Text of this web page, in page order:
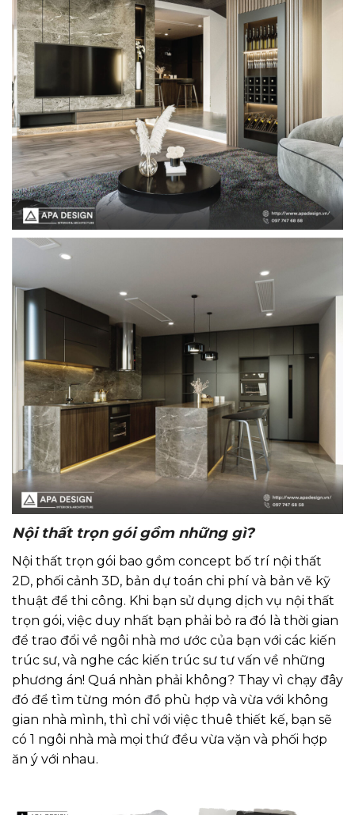
Nội thất trọn gói gồm những gì?
Nội thất trọn gói bao gồm concept bố trí nội thất
2D, phối cảnh 3D, bản dự toán chi phí và bản vẽ kỹ
thuật để thi công. Khi bạn sử dụng dịch vụ nội thất
trọn gói, việc duy nhất bạn phải bỏ ra đó là thời gian
để trao đổi về ngôi nhà mơ ước của bạn với các kiến
trúc sư, và nghe các kiến trúc sư tư vấn về những
phương án! Quá nhàn phải không? Thay vì chạy đây
đó để tìm từng món đồ phù hợp và vừa với không
gian nhà mình, thì chỉ với việc thuê thiết kế, bạn sẽ
có 1 ngôi nhà mà mọi thứ đều vừa vặn và phối hợp
ăn ý với nhau.